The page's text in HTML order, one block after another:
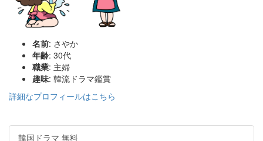
名前: さやか
年齢: 30代
職業: 主婦
趣味: 韓流ドラマ鑑賞
詳細なプロフィールはこちら
韓国ドラマ 無料